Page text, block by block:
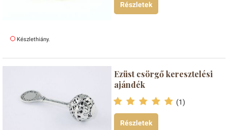
Részletek
Készlethiány.
Ezüst csörgő keresztelési
ajándék
(1)
Részletek